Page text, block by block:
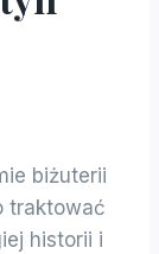
biżuterii
traktować
historii i